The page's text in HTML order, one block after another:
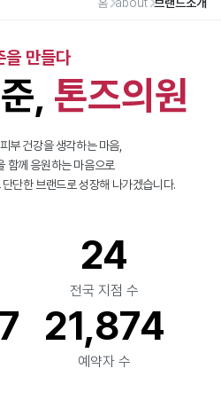
을 만들다
, 톤즈의원
부 건강을 생각하는 마음,
함께 응원하는 마음으로
단한 브랜드로 성장해 나가겠습니다.
24
전국 지점 수
21,874
예약자 수